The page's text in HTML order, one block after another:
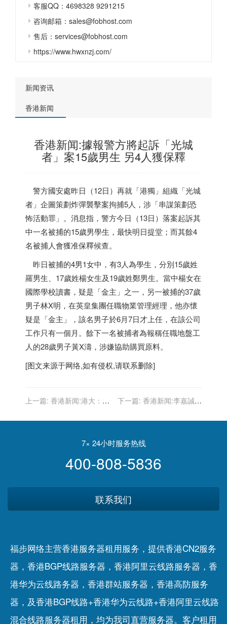
客服QQ：4698328 9291215
咨询邮箱：sales@fobhost.com
售后：services@fobhost.com
https://www.hwxnzj.com/
新闻资讯
香港新闻
香港新闻:據報警方將起訴「光城
者」案15歲男生 另4人獲保釋
警方國安處昨日（12日）再就「港獨」組織「光城
者」企圖策劃炸彈襲擊案拘捕5人，涉「串謀策劃恐
怖活動罪」。消息指，警方今日（13日）落案起訴其
中一名被捕的15歲男學生，最快明日提堂；而其餘4
名被捕人會獲准保釋候查。
昨日被捕的4男1女中，有3人為學生，分別15歲姓
羅男生、17歲姓楊女生及19歲姓鄭男生。當中楊女在
國際學校讀書，疑是「金主」之一，另一被捕的37歲
男子林X明，在英皇集團任職物業管理經理，他亦懷
疑是「金主」，該名男子於6月7日才上任，在該公司
工作只有一個月。餘下一名被捕者為報稱任職地盤工
人的28歲男子黃X濤，涉嫌協助購買原料。
[图文来源于网络,如有侵权,请联系删除]
上一篇: 香港新闻:港大：不
涉事學生作進一步處理
下一篇: 香港新闻:李嘉誠基
資助計劃加碼至4000萬元
7× 24小时服务热线
400-808-5836
联系我们
福步网络主营香港服务器租用服务，提供香港CN2服务
器，香港BGP线路服务器，香港阿里云线路服务器，香
港华为云线路务器，香港群站服务器，香港高防服务
器，及香港BGP线路+香港华为云线路+香港阿里云线路
混合线路服务器租用，均为我司直营服务器。客户租用